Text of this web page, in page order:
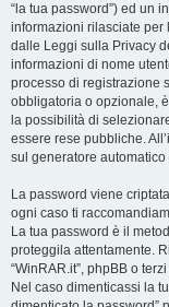
“la tua password”) ed un
informazioni rilasciate per
dalle Leggi sulla Privacy
informazioni di nome
processo di registrazione
obbligatoria o opzionale,
la possibilità di
essere rese pubbliche.
sul generatore
La password viene
ogni caso ti
La tua password è il
proteggila attentamente.
“WinRAR.it”, phpBB o
Nel caso dimenticassi la